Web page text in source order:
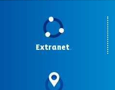
Extranet.